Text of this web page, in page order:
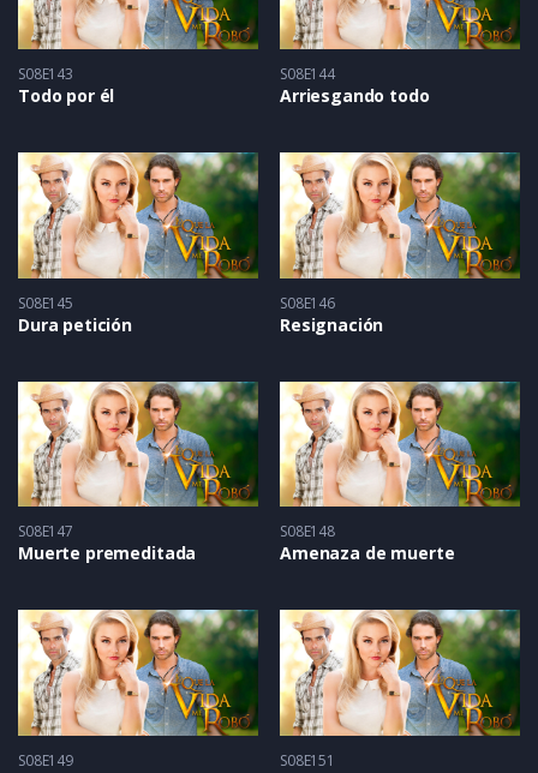
S08E143
Todo por él
S08E144
Arriesgando todo
S08E145
Dura petición
S08E146
Resignación
S08E147
Muerte premeditada
S08E148
Amenaza de muerte
S08E149 S08E151